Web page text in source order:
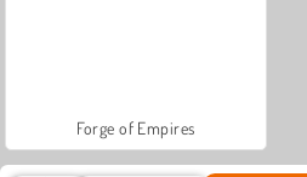
Forge of Empires